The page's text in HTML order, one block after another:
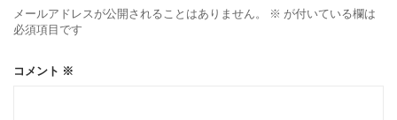
メールアドレスが公開されることはありません。 ※ が付いている欄は
必須項目です
コメント ※